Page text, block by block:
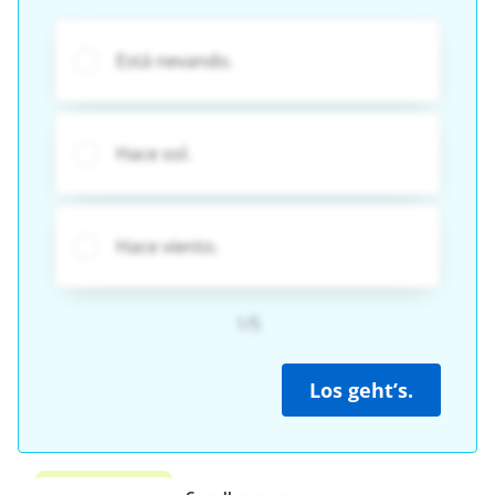
Está nevando.
Hace sol.
Hace viento.
Los geht’s.